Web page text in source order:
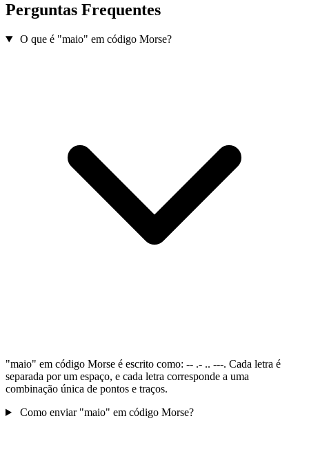
Perguntas Frequentes
O que é "maio" em código Morse?
"maio" em código Morse é escrito como: -- .- .. ---. Cada letra é
separada por um espaço, e cada letra corresponde a uma
combinação única de pontos e traços.
Como enviar "maio" em código Morse?